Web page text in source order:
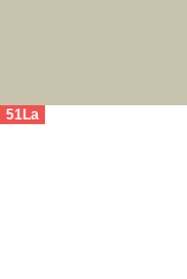
51La